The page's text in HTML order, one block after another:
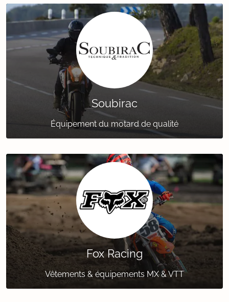
Soubirac
Équipement du motard de qualité
Fox Racing
Vêtements & équipements MX & VTT